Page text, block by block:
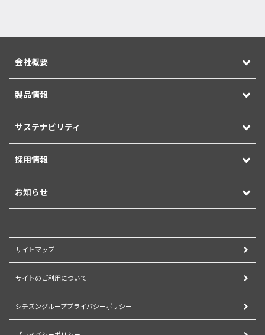
会社概要
製品情報
サステナビリティ
採用情報
お知らせ
サイトマップ
サイトのご利用について
シチズングループプライバシーポリシー